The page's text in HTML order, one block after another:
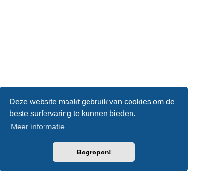
Deze website maakt gebruik van cookies om de
beste surfervaring te kunnen bieden.
Meer informatie
Begrepen!